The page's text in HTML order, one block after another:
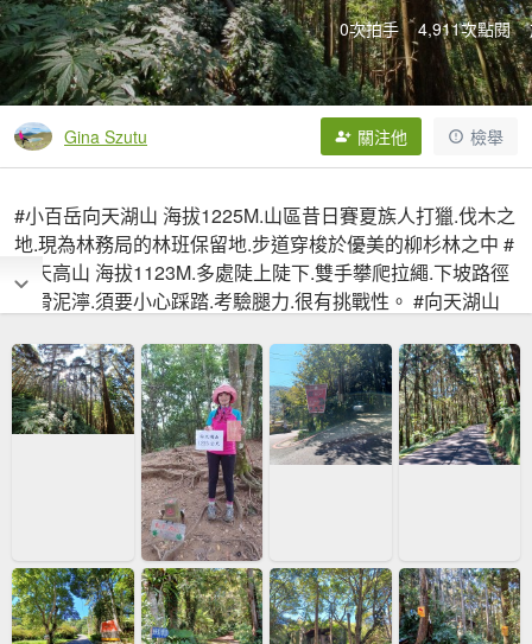
0次拍手 4,911次點閱
Gina Szutu 關注他 檢舉
#小百岳向天湖山 海拔1225M.山區昔日賽夏族人打獵.伐木之
地.現為林務局的林班保留地.步道穿梭於優美的柳杉林之中 #
光天高山 海拔1123M.多處陡上陡下.雙手攀爬拉繩.下坡路徑
濕滑泥濘.須要小心踩踏.考驗腿力.很有挑戰性。 #向天湖山